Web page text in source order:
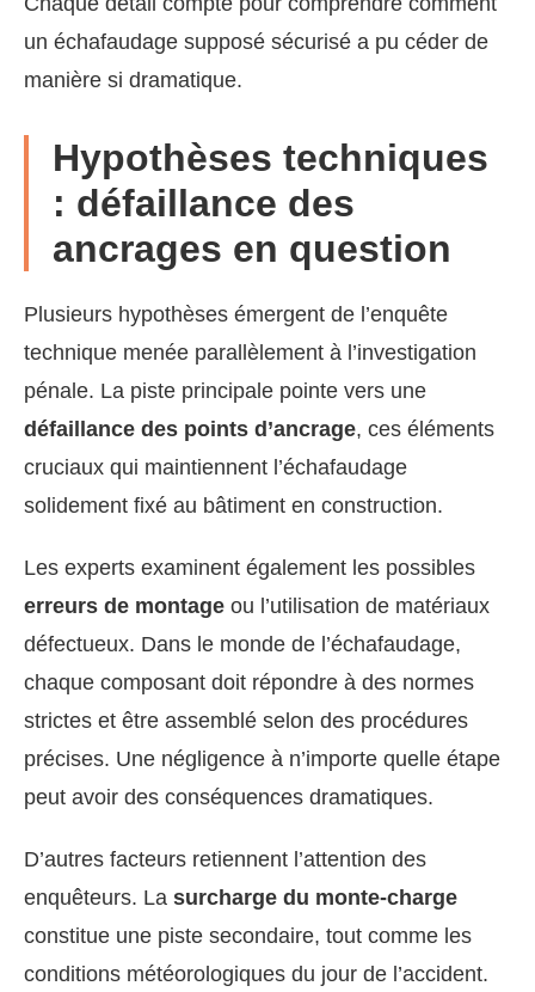
un échafaudage supposé sécurisé a pu céder de
manière si dramatique.
Hypothèses techniques
: défaillance des
ancrages en question
Plusieurs hypothèses émergent de l’enquête
technique menée parallèlement à l’investigation
pénale. La piste principale pointe vers une
défaillance des points d’ancrage, ces éléments
cruciaux qui maintiennent l’échafaudage
solidement fixé au bâtiment en construction.
Les experts examinent également les possibles
erreurs de montage ou l’utilisation de matériaux
défectueux. Dans le monde de l’échafaudage,
chaque composant doit répondre à des normes
strictes et être assemblé selon des procédures
précises. Une négligence à n’importe quelle étape
peut avoir des conséquences dramatiques.
D’autres facteurs retiennent l’attention des
enquêteurs. La surcharge du monte-charge
constitue une piste secondaire, tout comme les
conditions météorologiques du jour de l’accident.